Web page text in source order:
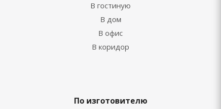
В гостиную
В дом
В офис
В коридор
По изготовителю